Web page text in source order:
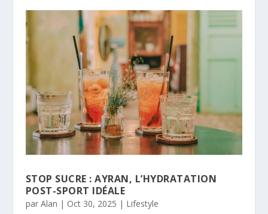
STOP SUCRE : AYRAN, L’HYDRATATION
POST-SPORT IDÉALE
par Alan | Oct 30, 2025 | Lifestyle